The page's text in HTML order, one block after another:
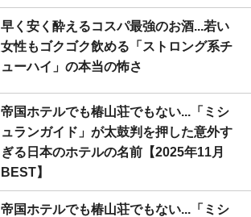
早く安く酔えるコスパ最強のお酒...若い
女性もゴクゴク飲める「ストロング系チ
ューハイ」の本当の怖さ
帝国ホテルでも椿山荘でもない...「ミシ
ュランガイド」が太鼓判を押した意外す
ぎる日本のホテルの名前【2025年11月
BEST】
帝国ホテルでも椿山荘でもない...「ミシ